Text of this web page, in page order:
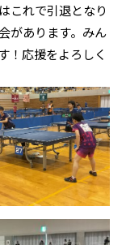
これで引退となり
があります。みん
！応援をよろしく